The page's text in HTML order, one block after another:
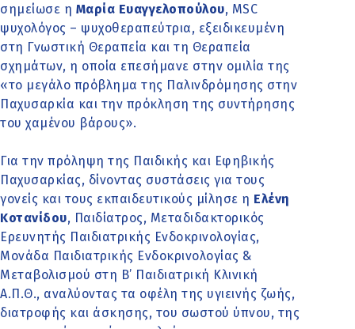
σημείωσε η Μαρία Ευαγγελοπούλου, MSC
ψυχολόγος – ψυχοθεραπεύτρια, εξειδικευμένη
στη Γνωστική Θεραπεία και τη Θεραπεία
σχημάτων, η οποία επεσήμανε στην ομιλία της
«το μεγάλο πρόβλημα της Παλινδρόμησης στην
Παχυσαρκία και την πρόκληση της συντήρησης
του χαμένου βάρους».
Για την πρόληψη της Παιδικής και Εφηβικής
Παχυσαρκίας, δίνοντας συστάσεις για τους
γονείς και τους εκπαιδευτικούς μίλησε η Ελένη
Κοτανίδου, Παιδίατρος, Mεταδιδακτορικός
Ερευνητής Παιδιατρικής Ενδοκρινολογίας,
Μονάδα Παιδιατρικής Ενδοκρινολογίας &
Μεταβολισμού στη Β’ Παιδιατρική Κλινική
Α.Π.Θ., αναλύοντας τα οφέλη της υγιεινής ζωής,
διατροφής και άσκησης, του σωστού ύπνου, της